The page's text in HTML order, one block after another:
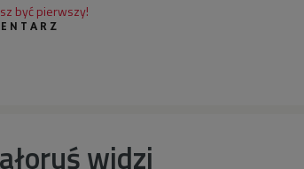
być pierwszy!
widzi